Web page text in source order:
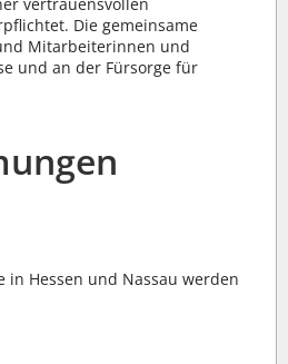
vertrauensvollen
Die gemeinsame
Mitarbeiterinnen und
und an der Fürsorge für
in Hessen und Nassau werden